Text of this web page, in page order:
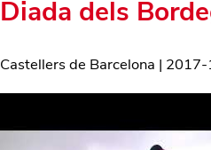
Diada dels
Castellers de Barcelona | 2017-